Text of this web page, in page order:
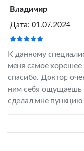
Владимир
Дата: 01.07.2024
К данному
меня самое хорошее
спасибо. Доктор
ним себя ощущаешь
сделал мне пункцию